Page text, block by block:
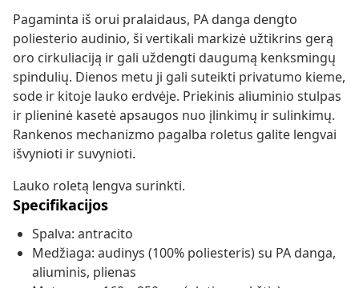
Pagaminta iš orui pralaidaus, PA danga dengto
poliesterio audinio, ši vertikali markizė užtikrins gerą
oro cirkuliaciją ir gali uždengti daugumą kenksmingų
spindulių. Dienos metu ji gali suteikti privatumo kieme,
sode ir kitoje lauko erdvėje. Priekinis aliuminio stulpas
ir plieninė kasetė apsaugos nuo įlinkimų ir sulinkimų.
Rankenos mechanizmo pagalba roletus galite lengvai
išvynioti ir suvynioti.
Lauko roletą lengva surinkti.
Specifikacijos
Spalva: antracito
Medžiaga: audinys (100% poliesteris) su PA danga,
aliuminis, plienas